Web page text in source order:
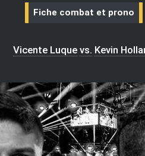
Fiche combat et prono
Vicente Luque vs. Kevin